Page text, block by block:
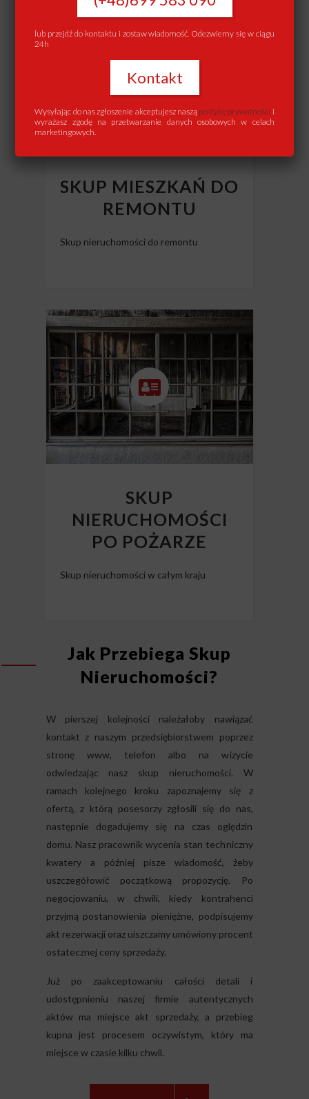
SKUP MIESZKAŃ DO
REMONTU
Skup nieruchomości do remontu
SKUP
NIERUCHOMOŚCI
PO POŻARZE
Skup nieruchomości w całym kraju
Jak Przebiega Skup
Nieruchomości?
W pierszej kolejności należałoby nawiązać
kontakt z naszym przedsiębiorstwem poprzez
stronę www, telefon albo na wizycie
odwiedzając nasz skup nieruchomości. W
ramach kolejnego kroku zapoznajemy się z
ofertą, z którą posesorzy zgłosili się do nas,
następnie dogadujemy się na czas oględzin
domu. Nasz pracownik wycenia stan techniczny
kwatery a później pisze wiadomość, żeby
uszczegółowić początkową propozycję. Po
negocjowaniu, w chwili, kiedy kontrahenci
przyjmą postanowienia pieniężne, podpisujemy
akt rezerwacji oraz uiszczamy umówiony procent
ostatecznej ceny sprzedaży.
Już po zaakceptowaniu całości detali i
udostępnieniu naszej firmie autentycznych
aktów ma miejsce akt sprzedaży, a przebieg
kupna jest procesem oczywistym, który ma
miejsce w czasie kilku chwil.
lub przejdź do kontaktu i zostaw wiadomość. Odezwiemy się w ciągu
24h
Kontakt
Wysyłając do nas zgłoszenie akceptujesz naszą politykę prywatności i
wyrażasz zgodę na przetwarzanie danych osobowych w celach
marketingowych.